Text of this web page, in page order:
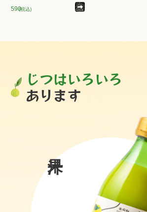
590(税込)
じつはいろいろ
あります